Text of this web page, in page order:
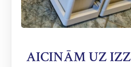
AICINĀM UZ